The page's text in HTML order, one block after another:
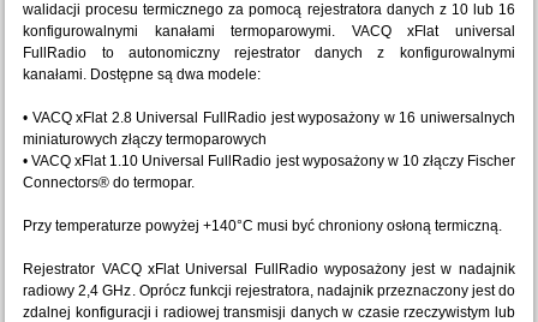
walidacji procesu termicznego za pomocą rejestratora danych z 10 lub 16
konfigurowalnymi kanałami termoparowymi. VACQ xFlat universal
FullRadio to autonomiczny rejestrator danych z konfigurowalnymi
kanałami. Dostępne są dwa modele:
• VACQ xFlat 2.8 Universal FullRadio jest wyposażony w 16 uniwersalnych
miniaturowych złączy termoparowych
• VACQ xFlat 1.10 Universal FullRadio jest wyposażony w 10 złączy Fischer
Connectors® do termopar.
Przy temperaturze powyżej +140°C musi być chroniony osłoną termiczną.
Rejestrator VACQ xFlat Universal FullRadio wyposażony jest w nadajnik
radiowy 2,4 GHz. Oprócz funkcji rejestratora, nadajnik przeznaczony jest do
zdalnej konfiguracji i radiowej transmisji danych w czasie rzeczywistym lub